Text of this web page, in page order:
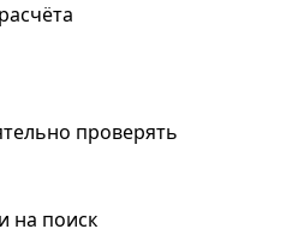
проверять
на поиск